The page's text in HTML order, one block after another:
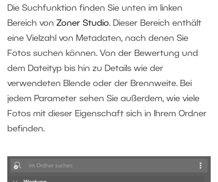
Die Suchfunktion finden Sie unten im linken
Bereich von Zoner Studio. Dieser Bereich enthält
eine Vielzahl von Metadaten, nach denen Sie
Fotos suchen können. Von der Bewertung und
dem Dateityp bis hin zu Details wie der
verwendeten Blende oder der Brennweite. Bei
jedem Parameter sehen Sie außerdem, wie viele
Fotos mit dieser Eigenschaft sich in Ihrem Ordner
befinden.